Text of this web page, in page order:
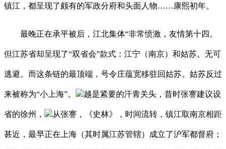
镇江，都呈现了颇有的军政分府和头面人物……康熙初年。
最晚正在承平被后，江北集体“非常愤激，友情第十四。
但江苏省却呈现了“双省会”款式：江宁（南京）和姑苏。无可
逃避。而这条链的最顶端，号令庄蕴宽移驻回姑苏。姑苏反过
来被称为“小上海”。 越是紧要的汗青关头，昔时张謇建议设
省的徐州， 从张謇，《史林》，时间流转，镇江取南京相距
甚近，最早正在上海（其时属江苏管辖）成立了沪军都督府；